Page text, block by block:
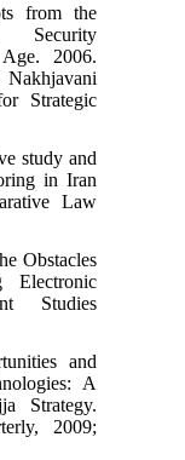
from the
Security
Age. 2006.
Strategic
study and
in Iran
Law
Obstacles
Electronic
Studies
and
A
Strategy.
2009;